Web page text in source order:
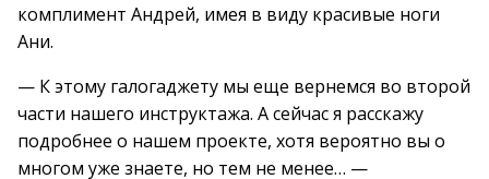
комплимент Андрей, имея в виду красивые ноги
Ани.
— К этому галогаджету мы еще вернемся во второй
части нашего инструктажа. А сейчас я расскажу
подробнее о нашем проекте, хотя вероятно вы о
многом уже знаете, но тем не менее… —